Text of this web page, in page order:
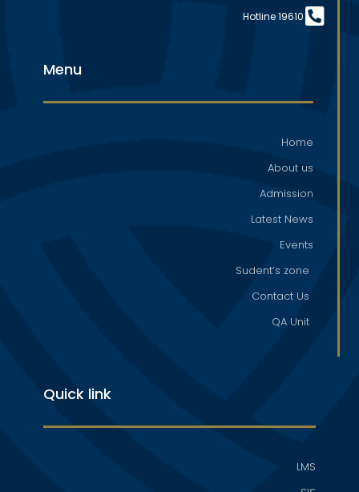
Hotline 19610
Menu
Home
About us
Admission
Latest News
Events
Sudent’s zone
Contact Us
QA Unit
Quick link
LMS